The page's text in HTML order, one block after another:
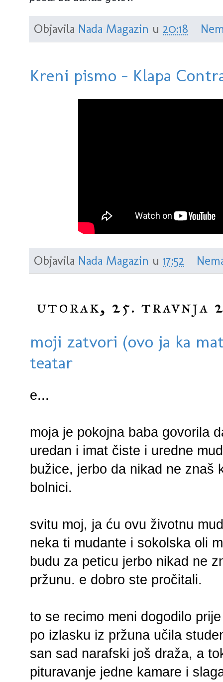
Objavila Nada Magazin u 20:18
Kreni pismo - Klapa
Objavila Nada Magazin u 17:52
utorak, 25. travnja
moji zatvori (ovo ja ka
teatar
e...
moja je pokojna baba govorila
uredan i imat čiste i uredne
bužice, jerbo da nikad ne znaš
bolnici.
svitu moj, ja ću ovu životnu
neka ti mudante i sokolska oli
budu za peticu jerbo nikad ne
pržunu. e dobro ste pročitali.
to se recimo meni dogodilo
po izlasku iz pržuna učila
san sad narafski još draža, a
pituravanje jedne kamare i